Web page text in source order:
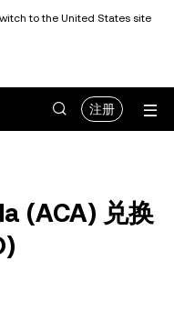
to the United States site
注册
(ACA) 兑换